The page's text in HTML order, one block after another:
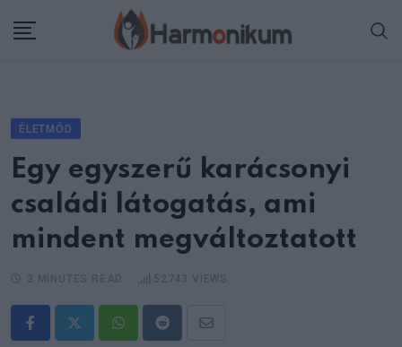
ÉLETMÓD
Egy egyszerű karácsonyi
családi látogatás, ami
mindent megváltoztatott
WhatsappRedditShare